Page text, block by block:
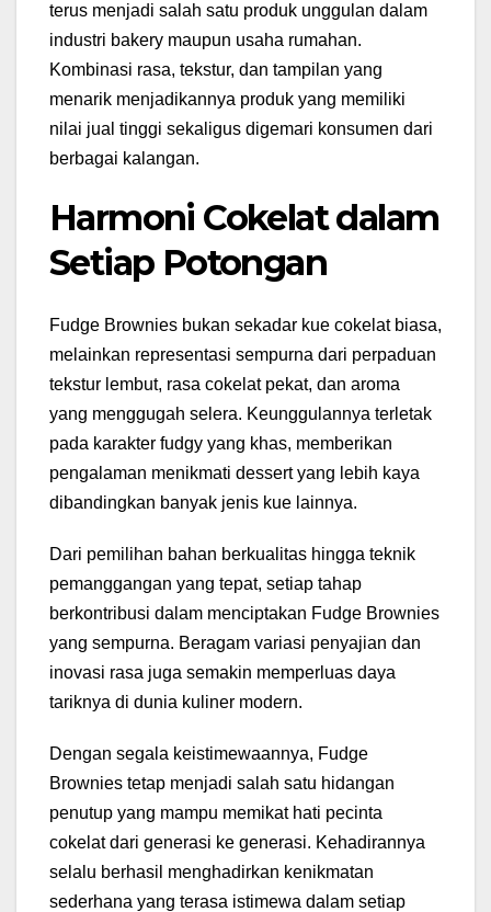
terus menjadi salah satu produk unggulan dalam
industri bakery maupun usaha rumahan.
Kombinasi rasa, tekstur, dan tampilan yang
menarik menjadikannya produk yang memiliki
nilai jual tinggi sekaligus digemari konsumen dari
berbagai kalangan.
Harmoni Cokelat dalam
Setiap Potongan
Fudge Brownies bukan sekadar kue cokelat biasa,
melainkan representasi sempurna dari perpaduan
tekstur lembut, rasa cokelat pekat, dan aroma
yang menggugah selera. Keunggulannya terletak
pada karakter fudgy yang khas, memberikan
pengalaman menikmati dessert yang lebih kaya
dibandingkan banyak jenis kue lainnya.
Dari pemilihan bahan berkualitas hingga teknik
pemanggangan yang tepat, setiap tahap
berkontribusi dalam menciptakan Fudge Brownies
yang sempurna. Beragam variasi penyajian dan
inovasi rasa juga semakin memperluas daya
tariknya di dunia kuliner modern.
Dengan segala keistimewaannya, Fudge
Brownies tetap menjadi salah satu hidangan
penutup yang mampu memikat hati pecinta
cokelat dari generasi ke generasi. Kehadirannya
selalu berhasil menghadirkan kenikmatan
sederhana yang terasa istimewa dalam setiap